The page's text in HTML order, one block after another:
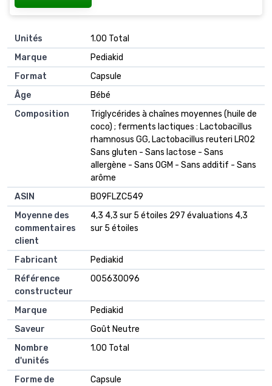
Unités
‎1.00 Total
Marque
‎Pediakid
Format
‎Capsule
Âge
‎Bébé
Composition
‎Triglycérides à chaînes moyennes (huile de
coco) ; ferments lactiques : Lactobacillus
rhamnosus GG, Lactobacillus reuteri LR02
Sans gluten - Sans lactose - Sans
allergène - Sans OGM - Sans additif - Sans
arôme
ASIN
B09FLZC549
Moyenne des
commentaires
client
4,3 4,3 sur 5 étoiles 297 évaluations 4,3
sur 5 étoiles
Fabricant
Pediakid
Référence
constructeur
005630096
Marque
Pediakid
Saveur
Goût Neutre
Nombre
d'unités
1.00 Total
Forme de
Capsule